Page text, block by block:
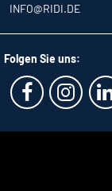
INFO@RIDI.DE
Folgen Sie uns: